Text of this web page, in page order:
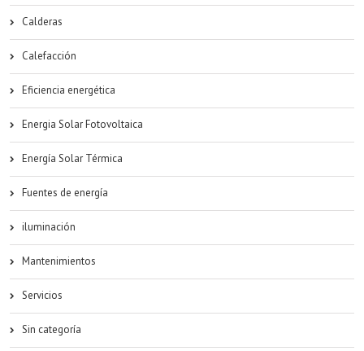
Calderas
Calefacción
Eficiencia energética
Energia Solar Fotovoltaica
Energía Solar Térmica
Fuentes de energía
iluminación
Mantenimientos
Servicios
Sin categoría